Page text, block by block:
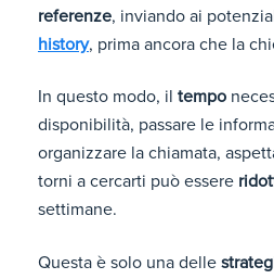
referenze, inviando ai
history, prima ancora che la
In questo modo, il tempo
disponibilità, passare le
organizzare la chiamata,
torni a cercarti può essere
settimane.
Questa è solo una delle